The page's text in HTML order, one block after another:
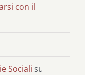
con il
Sociali su